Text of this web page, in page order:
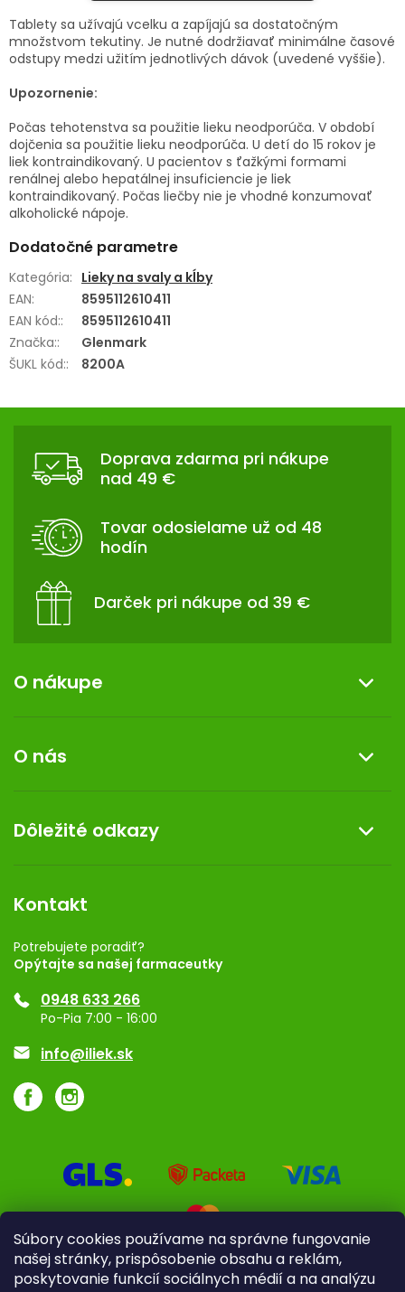
Súbory cookies používame na správne fungovanie
našej stránky, prispôsobenie obsahu a reklám,
poskytovanie funkcií sociálnych médií a na analýzu
Tablety sa užívajú vcelku a zapíjajú sa dostatočným
množstvom tekutiny. Je nutné dodržiavať minimálne časové
odstupy medzi užitím jednotlivých dávok (uvedené vyššie).
Upozornenie:
Počas tehotenstva sa použitie lieku neodporúča. V období
dojčenia sa použitie lieku neodporúča. U detí do 15 rokov je
liek kontraindikovaný. U pacientov s ťažkými formami
renálnej alebo hepatálnej insuficiencie je liek
kontraindikovaný. Počas liečby nie je vhodné konzumovať
alkoholické nápoje.
Dodatočné parametre
Kategória: Lieky na svaly a kĺby
EAN:
8595112610411
EAN kód::
8595112610411
Značka::
Glenmark
ŠUKL kód:: 8200A
Z
Doprava zdarma pri nákupe
nad 49 €
Tovar odosielame už od 48
hodín
Darček pri nákupe od 39 €
O nákupe
Reklamácia a vrátenie tovaru
Doprava a platba
Darček k nákupu
O nás
Kontakt
Dermocentrum
Dôležité odkazy
Rozhodnutie na prevádzku
Registrácia
Ponuka pre firmy
Značky
Kontakt
Potrebujete poradiť?
Opýtajte sa našej farmaceutky
0948 633 266
Po-Pia 7:00 - 16:00
info@iliek.sk